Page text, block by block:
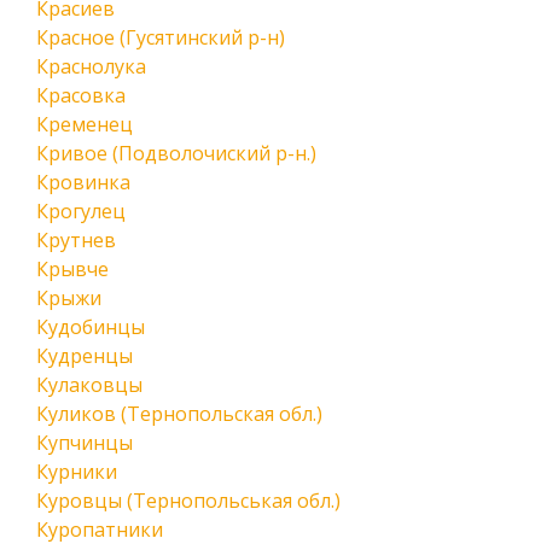
Красиев
Красное (Гусятинский р-н)
Краснолука
Красовка
Кременец
Кривое (Подволочиский р-н.)
Кровинка
Крогулец
Крутнев
Крывче
Крыжи
Кудобинцы
Кудренцы
Кулаковцы
Куликов (Тернопольская обл.)
Купчинцы
Курники
Куровцы (Тернопольськая обл.)
Куропатники